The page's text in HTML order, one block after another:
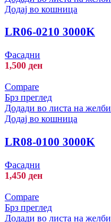
Додај во кошница
LR06-0210 3000K
Фасадни
1,500 ден
Compare
Брз преглед
Додади во листа на желби
Додај во кошница
LR08-0100 3000K
Фасадни
1,450 ден
Compare
Брз преглед
Додади во листа на желби